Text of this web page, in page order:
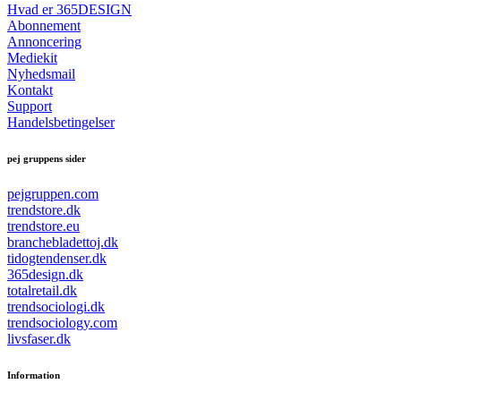
Hvad er 365DESIGN
Abonnement
Annoncering
Mediekit
Nyhedsmail
Kontakt
Support
Handelsbetingelser
pej gruppens sider
pejgruppen.com
trendstore.dk
trendstore.eu
branchebladettoj.dk
tidogtendenser.dk
365design.dk
totalretail.dk
trendsociologi.dk
trendsociology.com
livsfaser.dk
Information